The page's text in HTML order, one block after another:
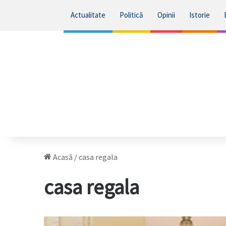
Actualitate Politică Opinii Istorie
Acasă /casa regala
casa regala
Astăzi